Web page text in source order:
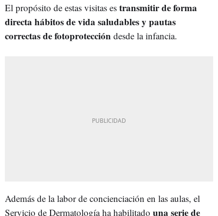
El propósito de estas visitas es transmitir de forma
directa hábitos de vida saludables y pautas
correctas de fotoprotección desde la infancia.
Además de la labor de concienciación en las aulas, el
Servicio de Dermatología ha habilitado una serie de